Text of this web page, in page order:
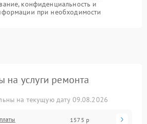
конфиденциальность и
при необходимости
на услуги ремонта
на текущую дату 09.08.2026
1575 р